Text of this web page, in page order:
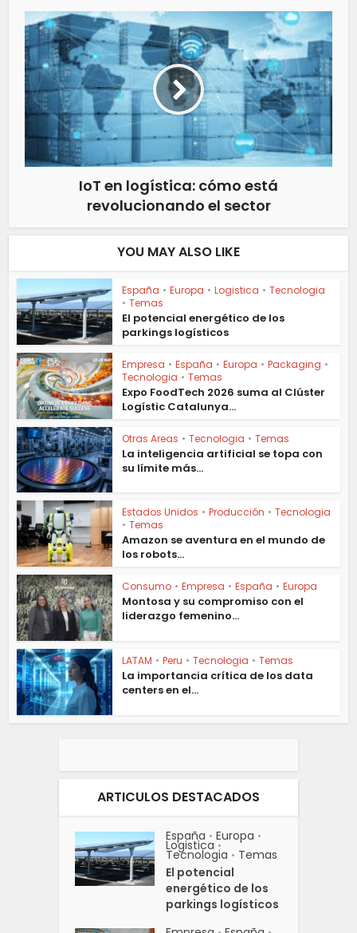
IoT en logística: cómo está
revolucionando el sector
YOU MAY ALSO LIKE
España • Europa • Logistica • Tecnologia
• Temas
El potencial energético de los
parkings logísticos
Empresa • España • Europa • Packaging •
Tecnologia • Temas
Expo FoodTech 2026 suma al Clúster
Logístic Catalunya...
Otras Areas • Tecnologia • Temas
La inteligencia artificial se topa con
su límite más...
Estados Unidos • Producción • Tecnologia
• Temas
Amazon se aventura en el mundo de
los robots...
Consumo • Empresa • España • Europa
Montosa y su compromiso con el
liderazgo femenino...
LATAM • Peru • Tecnologia • Temas
La importancia crítica de los data
centers en el...
ARTICULOS DESTACADOS
España • Europa •
Logistica •
Tecnologia • Temas
El potencial
energético de los
parkings logísticos